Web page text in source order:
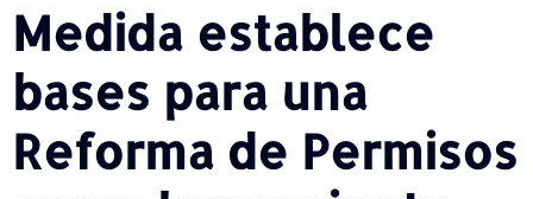
Medida establece
bases para una
Reforma de Permisos